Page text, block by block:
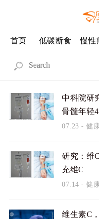
首页 低碳断食 慢性
中科院研
骨髓年轻
07.23-健
研究：维
充维C
07.14-健
维生素C